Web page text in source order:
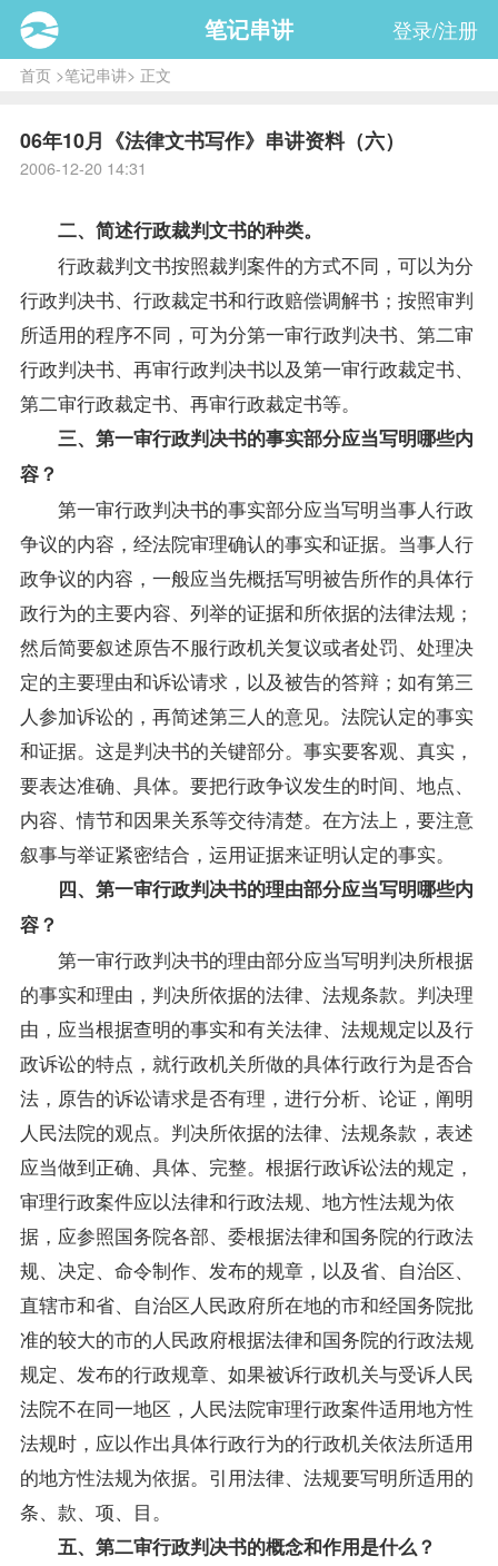
笔记串讲 登录/注册
首页>笔记串讲> 正文
06年10月《法律文书写作》串讲资料（六）
2006-12-20 14:31
二、简述行政裁判文书的种类。
行政裁判文书按照裁判案件的方式不同，可以为分
行政判决书、行政裁定书和行政赔偿调解书；按照审判
所适用的程序不同，可为分第一审行政判决书、第二审
行政判决书、再审行政判决书以及第一审行政裁定书、
第二审行政裁定书、再审行政裁定书等。
三、第一审行政判决书的事实部分应当写明哪些内
容？
第一审行政判决书的事实部分应当写明当事人行政
争议的内容，经法院审理确认的事实和证据。当事人行
政争议的内容，一般应当先概括写明被告所作的具体行
政行为的主要内容、列举的证据和所依据的法律法规；
然后简要叙述原告不服行政机关复议或者处罚、处理决
定的主要理由和诉讼请求，以及被告的答辩；如有第三
人参加诉讼的，再简述第三人的意见。法院认定的事实
和证据。这是判决书的关键部分。事实要客观、真实，
要表达准确、具体。要把行政争议发生的时间、地点、
内容、情节和因果关系等交待清楚。在方法上，要注意
叙事与举证紧密结合，运用证据来证明认定的事实。
四、第一审行政判决书的理由部分应当写明哪些内
容？
第一审行政判决书的理由部分应当写明判决所根据
的事实和理由，判决所依据的法律、法规条款。判决理
由，应当根据查明的事实和有关法律、法规规定以及行
政诉讼的特点，就行政机关所做的具体行政行为是否合
法，原告的诉讼请求是否有理，进行分析、论证，阐明
人民法院的观点。判决所依据的法律、法规条款，表述
应当做到正确、具体、完整。根据行政诉讼法的规定，
审理行政案件应以法律和行政法规、地方性法规为依
据，应参照国务院各部、委根据法律和国务院的行政法
规、决定、命令制作、发布的规章，以及省、自治区、
直辖市和省、自治区人民政府所在地的市和经国务院批
准的较大的市的人民政府根据法律和国务院的行政法规
规定、发布的行政规章、如果被诉行政机关与受诉人民
法院不在同一地区，人民法院审理行政案件适用地方性
法规时，应以作出具体行政行为的行政机关依法所适用
的地方性法规为依据。引用法律、法规要写明所适用的
条、款、项、目。
五、第二审行政判决书的概念和作用是什么？